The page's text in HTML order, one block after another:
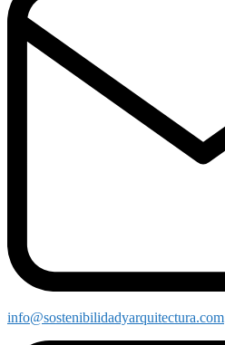
info@sostenibilidadyarquitectura.com